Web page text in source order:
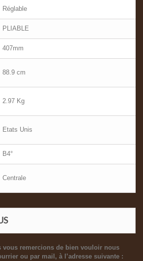
Réglable
PLIABLE
407mm
88.9 cm
2.97 Kg
Etats Unis
B4°
Centrale
vous remercions de bien vouloir nous
ou par mail, à l’adresse suivante :